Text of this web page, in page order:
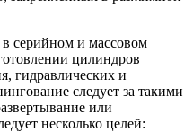
серийном и массовом
цилиндров
гидравлических и
следует за такими
или
несколько целей: